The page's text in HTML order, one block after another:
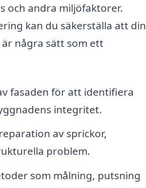
och andra miljöfaktorer.
kan du säkerställa att din
några sätt som ett
fasaden för att identifiera
integritet.
av sprickor,
problem.
som målning, putsning